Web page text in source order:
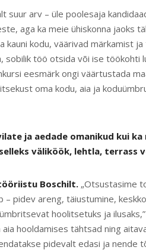
arv – üle poolesaja
aga ka meie ühiskonna jaoks
kodu, väärivad märkamist
sobilik töö otsida või ise töökohti
eesmärk ongi väärtustada
oma kodu, aia ja
ja aedade omanikud kui ka
väliköök, lehtla, terrass
Boschilt. „Otsustasime
pidev areng, täiustumine,
hoolitsetuks ja
hooldamises tähtsad ning
pidevalt edasi ja nende